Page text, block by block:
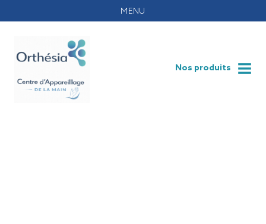
MENU
Nos produits
Ouvrir
Fermer